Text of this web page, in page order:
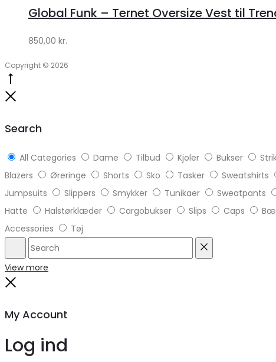
Lykke
by
Global Funk – Ternet Oversize Vest til
850,00 kr.
Copyright © 2026
Search
All Categories Dame Tilbud Kjoler Bukser
Blazers
Øreringe Shorts Sko Tasker Sweatshirts
Jumpsuits
Slippers Smykker Tunikaer Sweatpants
Hatte
Halstørklæder Cargobukser Slips Caps
Accessories
Tøj
Search
View more
My Account
Log ind